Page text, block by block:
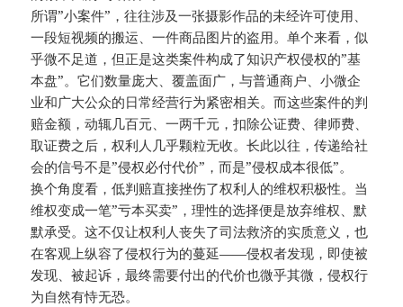
所谓”小案件”，往往涉及一张摄影作品的未经许可使用、
一段短视频的搬运、一件商品图片的盗用。单个来看，似
乎微不足道，但正是这类案件构成了知识产权侵权的”基
本盘”。它们数量庞大、覆盖面广，与普通商户、小微企
业和广大公众的日常经营行为紧密相关。而这些案件的判
赔金额，动辄几百元、一两千元，扣除公证费、律师费、
取证费之后，权利人几乎颗粒无收。长此以往，传递给社
会的信号不是”侵权必付代价”，而是”侵权成本很低”。
换个角度看，低判赔直接挫伤了权利人的维权积极性。当
维权变成一笔”亏本买卖”，理性的选择便是放弃维权、默
默承受。这不仅让权利人丧失了司法救济的实质意义，也
在客观上纵容了侵权行为的蔓延——侵权者发现，即使被
发现、被起诉，最终需要付出的代价也微乎其微，侵权行
为自然有恃无恐。